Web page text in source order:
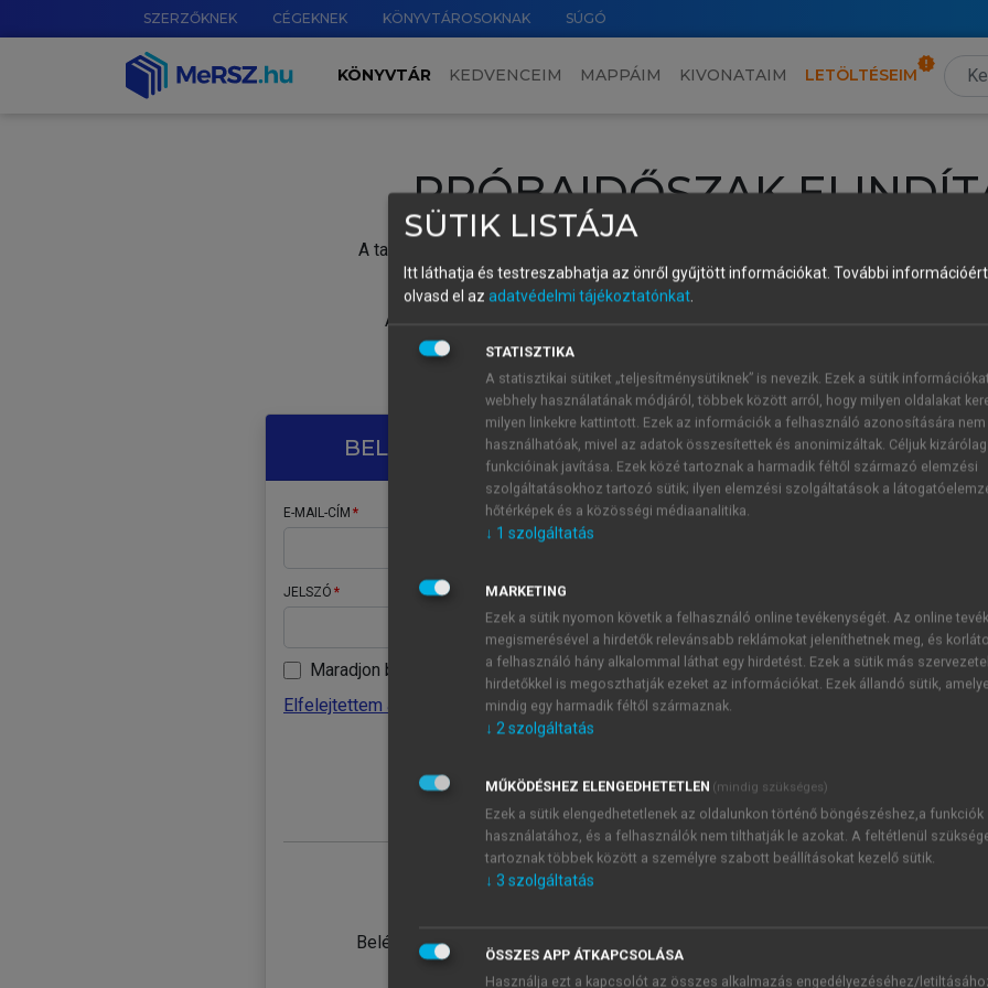
SZERZŐKNEK CÉGEKNEK KÖNYVTÁROSOKNAK SÚGÓ
KÖNYVTÁR KEDVENCEIM MAPPÁIM KIVONATAIM LETÖLTÉSEIM
PRÓBAIDŐSZAK
A tartalom megtekintéséhez lépj be a saját fiókoddal, iskolai azonosítóddal vagy
Új felhasználóként1 óra díjmentes hozzáférésrevagy
A próbaidőszak elindításához,
vagy hozz
A regisztráció után a
BELÉPÉS SAJÁT FIÓKKAL
E-MAIL-CÍM
JELSZÓ
Maradjon belépve
Elfelejtettem a jelszavamat
Belépés intézményi azonosítóval
ÚJ FIÓK
1 óra
JELSZÓ
Kérek értesítést a MeRSZ
Kérek értesítést az
SÜTIK LISTÁJA
Itt láthatja és testreszabhatja az önről gyűjtött információkat. További
olvasd el az adatvédelmi tájékoztatónkat.
STATISZTIKA
A statisztikai sütiket „teljesítménysütiknek” is nevezik. Ezek a sütik
webhely használatának módjáról, többek között arról, hogy milyen oldalakat
milyen linkekre kattintott. Ezek az információk a felhasználó azonosítására nem
használhatóak, mivel az adatok összesítettek és anonimizáltak. Céljuk
funkcióinak javítása. Ezek közé tartoznak a harmadik féltől származó elemzési
szolgáltatásokhoz tartozó sütik; ilyen elemzési szolgáltatások a
hőtérképek és a közösségi médiaanalitika.
↓ 1 szolgáltatás
MARKETING
Ezek a sütik nyomon követik a felhasználó online tevékenységét. Az online
megismerésével a hirdetők relevánsabb reklámokat jeleníthetnek meg, és
a felhasználó hány alkalommal láthat egy hirdetést. Ezek a sütik más
hirdetőkkel is megoszthatják ezeket az információkat. Ezek állandó sütik,
mindig egy harmadik féltől származnak.
↓ 2szolgáltatás
MŰKÖDÉSHEZ ELENGEDHETETLEN (mindig szükséges)
Ezek a sütik elengedhetetlenek az oldalunkon történő böngészéshez,a funkciók
használatához, és a felhasználók nem tilthatják le azokat. A feltétlenül
tartoznak többek között a személyre szabott beállításokat kezelő sütik.
↓ 3 szolgáltatás
ÖSSZES APP ÁTKAPCSOLÁSA
Használja ezt a kapcsolót az összes alkalmazás engedélyezéséhez/